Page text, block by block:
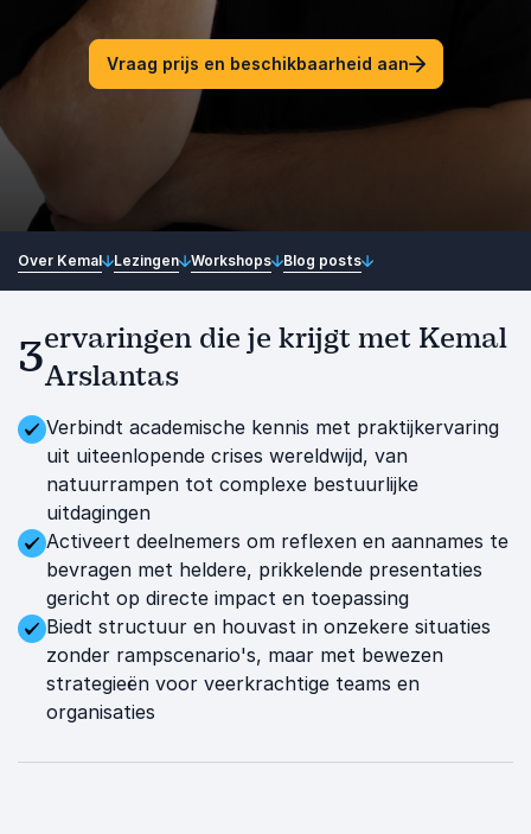
Vraag prijs en beschikbaarheid aan
Over Kemal Lezingen Workshops Blog posts
3ervaringen die je krijgt met Kemal
Arslantas
Verbindt academische kennis met praktijkervaring
uit uiteenlopende crises wereldwijd, van
natuurrampen tot complexe bestuurlijke
uitdagingen
Activeert deelnemers om reflexen en aannames te
bevragen met heldere, prikkelende presentaties
gericht op directe impact en toepassing
Biedt structuur en houvast in onzekere situaties
zonder rampscenario's, maar met bewezen
strategieën voor veerkrachtige teams en
organisaties